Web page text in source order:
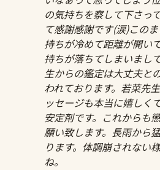
の気持ちを察して下さっ
て感謝感謝です(涙)この
持ちが冷めて距離が開い
持ちが落ちてしまいまし
生からの鑑定は大丈夫と
われております。若菜先
ッセージも本当に嬉しく
安定剤です。これからも
願い致します。長雨から
ります。体調崩されない
ね。